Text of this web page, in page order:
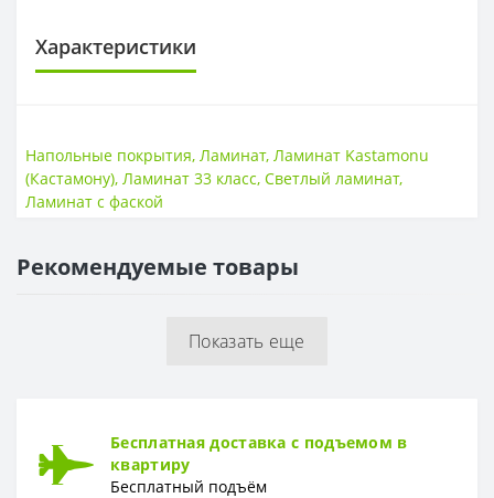
Характеристики
Класс износостойкости 32 класс
НАЛИЧИЕ ФАСКИ
ТОЛЩИНА
Напольные покрытия, Ламинат, Ламинат Kastamonu
(Кастамону), Ламинат 33 класс,Светлый ламинат,
Ламинат с фаской
Рекомендуемые товары
Показать еще
Бесплатная доставка с подъемом в
квартиру
Бесплатный подъём